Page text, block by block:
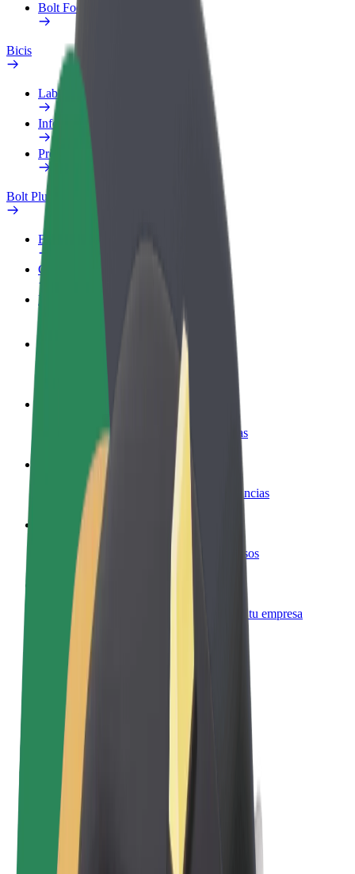
Bolt Food para empresas
Bicis
Laboratorio de seguridad
Informar de un problema
Preguntas frecuentes
Bolt Plus
Beneficios
Cómo unirse
Preguntas frecuentes
Colaborar como conductor
Gana dinero colaborando con Bolt
Colaborar como repartidor
Reparte comida y cobra todas las semanas
Añadir un restaurante o tienda
Llega a más clientes y maximiza tus ganancias
Registrarse como propietario de flota
Añade tu flota a Bolt y potencia tus ingresos
Bolt para empresas
Productos y servicios de Bolt adaptados a tu empresa
Términos y Condiciones
Privacidad
Cookies
© 2026 Bolt Technology OÜ
Productos
Viajes